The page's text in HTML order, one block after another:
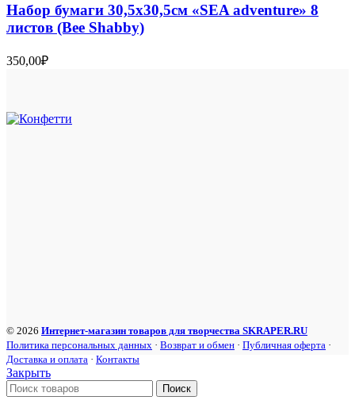
Набор бумаги 30,5х30,5см «SEA adventure» 8
листов (Bee Shabby)
350,00₽
© 2026 Интернет-магазин товаров для творчества SKRAPER.RU
Политика персональных данных · Возврат и обмен · Публичная оферта ·
Доставка и оплата · Контакты
Закрыть
Поиск